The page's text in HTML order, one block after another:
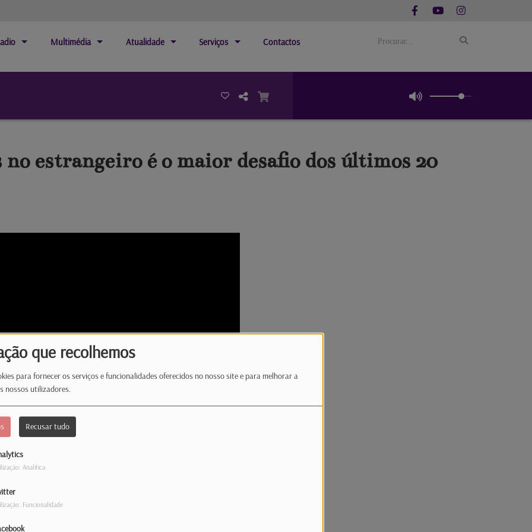
que recolhemos
para fornecer os serviços e funcionalidades oferecidos no nosso site e para melhorar a
nossos utilizadores.
Recusar tudo
Analítica
Funcionalidade
Multimédia Atualidade Serviços Contactos
estrangeiro é o maior desafio dos últimos 20
do PSD, Carlos Gonçalves, eleito pelo